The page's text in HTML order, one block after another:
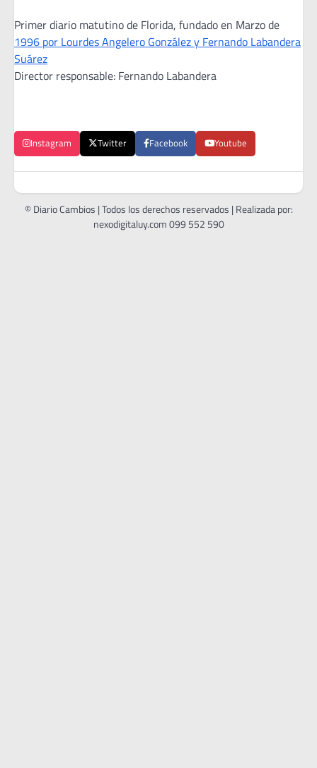
Primer diario matutino de Florida, fundado en Marzo de
1996 por Lourdes Angelero González y Fernando Labandera
Suárez
Director responsable: Fernando Labandera
Instagram Twitter Facebook Youtube